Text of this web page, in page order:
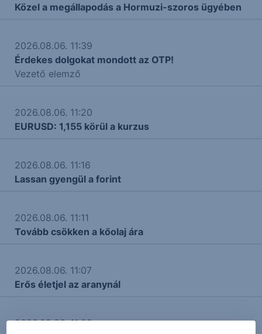
Közel a megállapodás a Hormuzi-szoros ügyében
2026.08.06. 11:39
Érdekes dolgokat mondott az OTP!
Vezető elemző
2026.08.06. 11:20
EURUSD: 1,155 körül a kurzus
2026.08.06. 11:16
Lassan gyengül a forint
2026.08.06. 11:11
Tovább csökken a kőolaj ára
2026.08.06. 11:07
Erős életjel az aranynál
2026.08.06. 11:02